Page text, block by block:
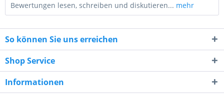
6 * 3 = ?
Bewertungen lesen, schreiben und diskutieren... mehr
So können Sie uns erreichen
Shop Service
Informationen